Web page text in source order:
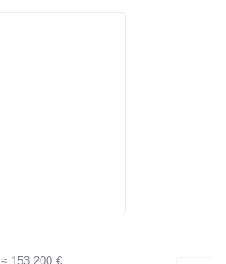
≈ 153 200 €